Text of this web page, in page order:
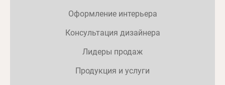
Оформление интерьера
Консультация дизайнера
Лидеры продаж
Продукция и услуги